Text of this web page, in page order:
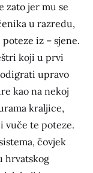
zato jer mu se
u razredu,
iz – sjene.
koji u prvi
upravo
kao na nekoj
kraljice,
vuče te poteze.
čovjek
hrvatskog